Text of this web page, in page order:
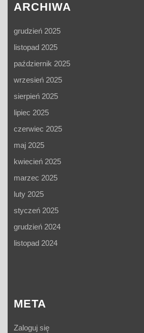
ARCHIWA
grudzień 2025
listopad 2025
październik 2025
wrzesień 2025
sierpień 2025
lipiec 2025
czerwiec 2025
maj 2025
kwiecień 2025
marzec 2025
luty 2025
styczeń 2025
grudzień 2024
listopad 2024
META
Zaloguj się